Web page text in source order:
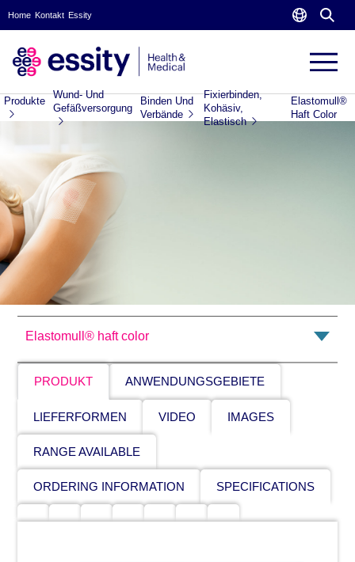
Home Kontakt Essity
Produkte
Wund- Und
Gefäßversorgung
Binden Und
Verbände
Fixierbinden,
Kohäsiv,
Elastisch
Elastomull®
Haft Color
Elastomull® haft color
PRODUKT ANWENDUNGSGEBIETE
LIEFERFORMEN VIDEO IMAGES
RANGE AVAILABLE
ORDERING INFORMATION SPECIFICATIONS